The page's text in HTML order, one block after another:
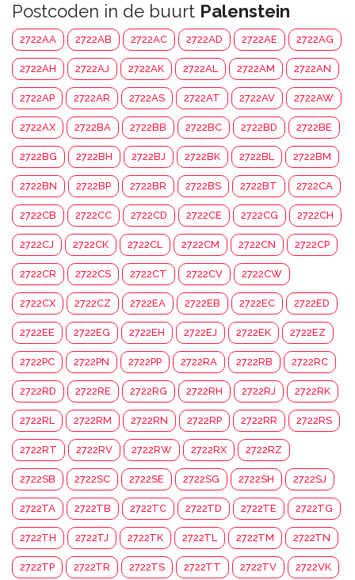
Postcoden in de buurt Palenstein
2722AA 2722AB 2722AC 2722AD 2722AE 2722AG
2722AH 2722AJ 2722AK 2722AL 2722AM 2722AN
2722AP 2722AR 2722AS 2722AT 2722AV 2722AW
2722AX 2722BA 2722BB 2722BC 2722BD 2722BE
2722BG 2722BH 2722BJ 2722BK 2722BL 2722BM
2722BN 2722BP 2722BR 2722BS 2722BT 2722CA
2722CB 2722CC 2722CD 2722CE 2722CG 2722CH
2722CJ 2722CK 2722CL 2722CM 2722CN 2722CP
2722CR 2722CS 2722CT 2722CV 2722CW
2722CX 2722CZ 2722EA 2722EB 2722EC 2722ED
2722EE 2722EG 2722EH 2722EJ 2722EK 2722EZ
2722PC 2722PN 2722PP 2722RA 2722RB 2722RC
2722RD 2722RE 2722RG 2722RH 2722RJ 2722RK
2722RL 2722RM 2722RN 2722RP 2722RR 2722RS
2722RT 2722RV 2722RW 2722RX 2722RZ
2722SB 2722SC 2722SE 2722SG 2722SH 2722SJ
2722TA 2722TB 2722TC 2722TD 2722TE 2722TG
2722TH 2722TJ 2722TK 2722TL 2722TM 2722TN
2722TP 2722TR 2722TS 2722TT 2722TV 2722VK